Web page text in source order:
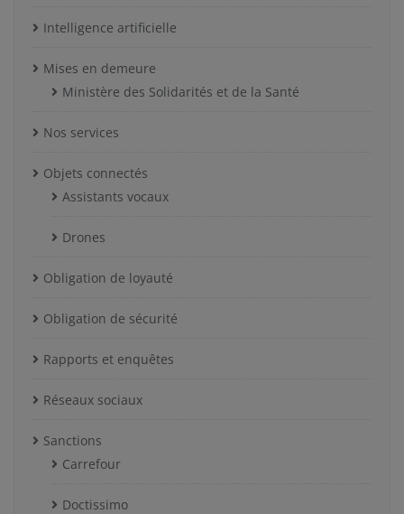
Intelligence artificielle
Mises en demeure
Ministère des Solidarités et de la Santé
Nos services
Objets connectés
Assistants vocaux
Drones
Obligation de loyauté
Obligation de sécurité
Rapports et enquêtes
Réseaux sociaux
Sanctions
Carrefour
Doctissimo